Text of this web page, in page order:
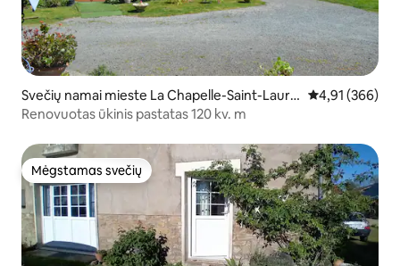
Svečių namai mieste La Chapelle-Saint-Laure
nt
Vidutinis
4,91 (366)
Renovuotas ūkinis pastatas 120 kv. m
Mėgstamas svečių
Mėgstamas svečių